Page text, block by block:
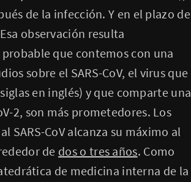
de la infección. Y en el plazo de
observación resulta
que contemos con una
sobre el SARS-CoV, el virus que
en inglés) y que comparte una
2, son más prometedores. Los
CoV alcanza su máximo al
de dos o tres años. Como
de medicina interna de la